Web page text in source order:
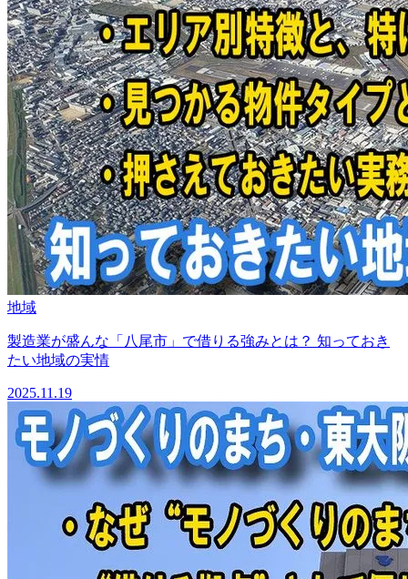
地域
製造業が盛んな「八尾市」で借りる強みとは？ 知っておき
たい地域の実情
2025.11.19